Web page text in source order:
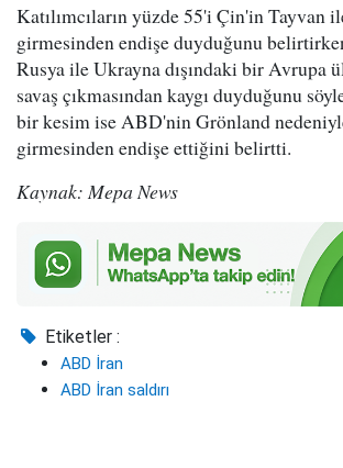
Katılımcıların yüzde 55'i Çin'in Tayvan
girmesinden endişe duyduğunu
Rusya ile Ukrayna dışındaki bir Avrupa
savaş çıkmasından kaygı duyduğunu
bir kesim ise ABD'nin Grönland
girmesinden endişe ettiğini belirtti.
Kaynak: Mepa News
Etiketler :
ABD İran
ABD İran saldırı